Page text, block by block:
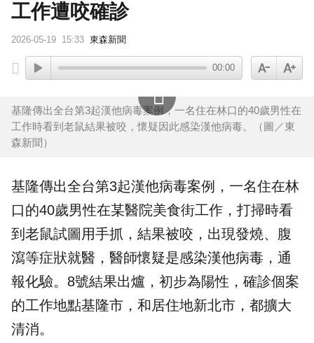
工作遭咬確診
2026-05-19 15:33 東森新聞
00:00
基隆傳出全台第3起漢他病毒案例，一名住在林口的40歲男性在
工作時看到老鼠結果被咬，懷疑因此感染漢他病毒。（圖／東
森新聞）
基隆傳出全台第3起漢他病毒案例，一名住在林
口的40歲男性在某醫院美食街工作，打掃時看
到 老鼠試圖用手抓，結果被咬，出現發燒、腹
瀉等症狀就醫，醫師懷疑是感染漢他病毒，通
報化驗。8號結果出爐，初步為陽性，確診個案
的工作地點基隆市，和居住地新北市，都擴大
清消。